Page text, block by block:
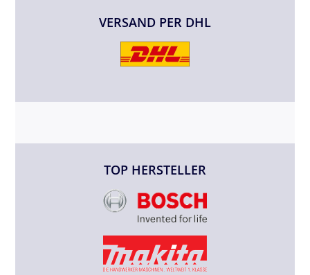
VERSAND PER DHL
TOP HERSTELLER